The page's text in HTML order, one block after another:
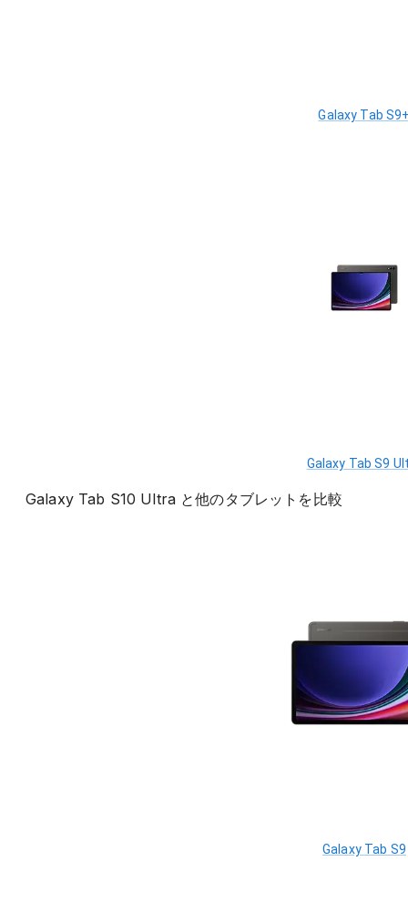
Galaxy Tab
Galaxy Tab S9
Galaxy Tab S10 Ultra と他のタブレット を比較
Galaxy Tab S9